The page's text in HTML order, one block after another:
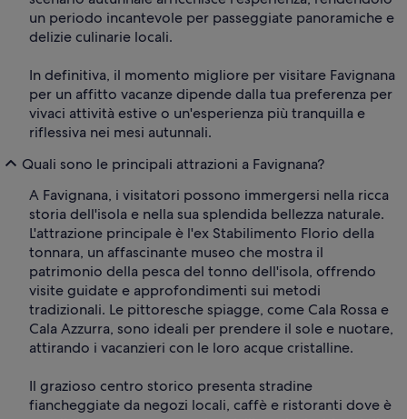
un periodo incantevole per passeggiate panoramiche e
delizie culinarie locali.
In definitiva, il momento migliore per visitare Favignana
per un affitto vacanze dipende dalla tua preferenza per
vivaci attività estive o un'esperienza più tranquilla e
riflessiva nei mesi autunnali.
Quali sono le principali attrazioni a Favignana?
A Favignana, i visitatori possono immergersi nella ricca
storia dell'isola e nella sua splendida bellezza naturale.
L'attrazione principale è l'ex Stabilimento Florio della
tonnara, un affascinante museo che mostra il
patrimonio della pesca del tonno dell'isola, offrendo
visite guidate e approfondimenti sui metodi
tradizionali. Le pittoresche spiagge, come Cala Rossa e
Cala Azzurra, sono ideali per prendere il sole e nuotare,
attirando i vacanzieri con le loro acque cristalline.
Il grazioso centro storico presenta stradine
fiancheggiate da negozi locali, caffè e ristoranti dove è